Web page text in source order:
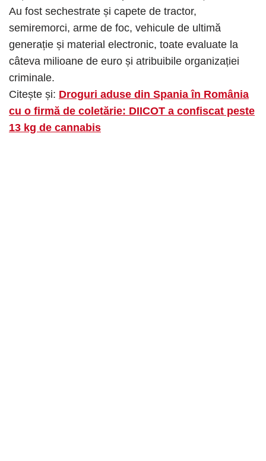
Au fost sechestrate și capete de tractor,
semiremorci, arme de foc, vehicule de ultimă
generație și material electronic, toate evaluate la
câteva milioane de euro și atribuibile organizației
criminale.
Citește și: Droguri aduse din Spania în România
cu o firmă de coletărie: DIICOT a confiscat peste
13 kg de cannabis